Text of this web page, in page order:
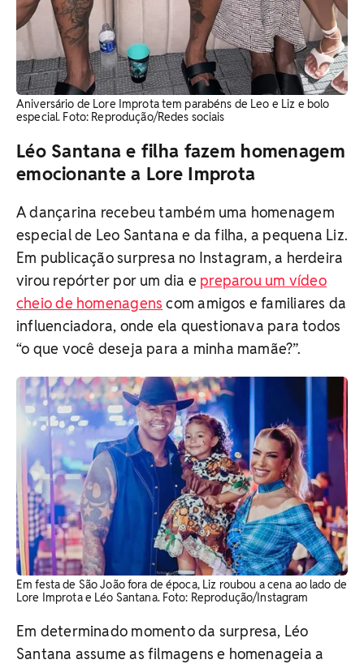
Aniversário de Lore Improta tem parabéns de Leo e Liz e bolo
especial. Foto: Reprodução/Redes sociais
Léo Santana e filha fazem homenagem
emocionante a Lore Improta
A dançarina recebeu também uma homenagem
especial de Leo Santana e da filha, a pequena Liz.
Em publicação surpresa no Instagram, a herdeira
virou repórter por um dia e preparou um vídeo
cheio de homenagens com amigos e familiares da
influenciadora, onde ela questionava para todos
“o que você deseja para a minha mamãe?”.
Em festa de São João fora de época, Liz roubou a cena ao lado de
Lore Improta e Léo Santana. Foto: Reprodução/Instagram
Em determinado momento da surpresa, Léo
Santana assume as filmagens e homenageia a